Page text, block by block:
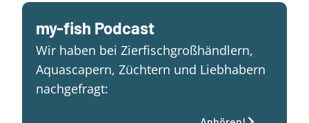
my-fish Podcast
Wir haben bei Zierfischgroßhändlern,
Aquascapern, Züchtern und Liebhabern
nachgefragt: